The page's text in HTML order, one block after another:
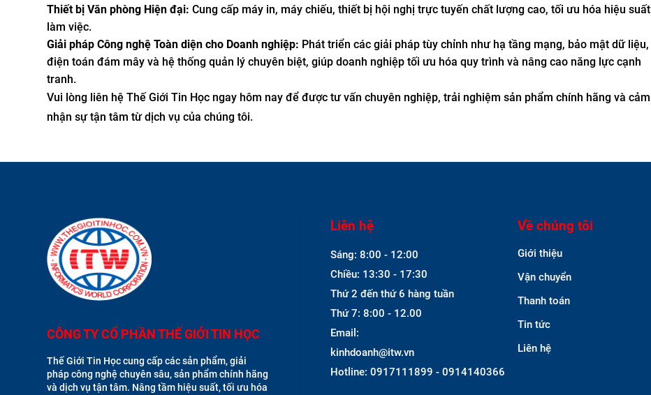
Thiết bị Văn phòng Hiện đại: Cung cấp máy in, máy chiếu, thiết bị hội nghị trực tuyến chất lượng cao, tối ưu hóa hiệu suất
làm việc.
Giải pháp Công nghệ Toàn diện cho Doanh nghiệp: Phát triển các giải pháp tùy chỉnh như hạ tầng mạng, bảo mật dữ liệu,
điện toán đám mây và hệ thống quản lý chuyên biệt, giúp doanh nghiệp tối ưu hóa quy trình và nâng cao năng lực cạnh
tranh.
Vui lòng liên hệ Thế Giới Tin Học ngay hôm nay để được tư vấn chuyên nghiệp, trải nghiệm sản phẩm chính hãng và cảm
nhận sự tận tâm từ dịch vụ của chúng tôi.
CÔNG TY CỔ PHẦN THẾ GIỚI TIN HỌC
Thế Giới Tin Học cung cấp các sản phẩm, giải
pháp công nghệ chuyên sâu, sản phẩm chính hãng
và dịch vụ tận tâm. Nâng tầm hiệu suất, tối ưu hóa
Liên hệ
Sáng: 8:00 - 12:00
Chiều: 13:30 - 17:30
Thứ 2 đến thứ 6 hàng tuần
Thứ 7: 8:00 - 12.00
Email:
kinhdoanh@itw.vn
Hotline: 0917111899 - 0914140366
Về chúng tôi
Giới thiệu
Vận chuyển
Thanh toán
Tin tức
Liên hệ